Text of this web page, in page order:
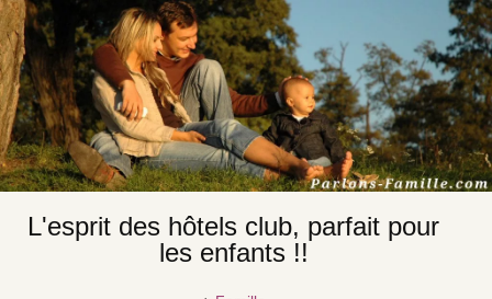
L'esprit des hôtels club, parfait pour
les enfants !!